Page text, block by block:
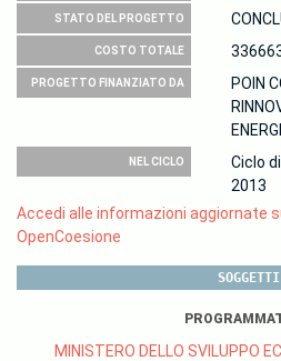
STATO DEL PROGETTO
COSTO TOTALE
PROGETTO FINANZIATO DA
POIN
NEL CICLO
Ciclo
2013
Accedi alle informazioni aggiornate
OpenCoesione
SOGGETTI
MINISTERO DELLO SVILUPPO